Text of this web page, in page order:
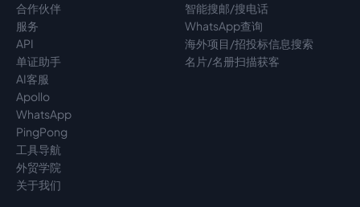
合作伙伴
服务
API
单证助手
AI客服
Apollo
WhatsApp
PingPong
工具导航
外贸学院
关于我们
智能搜邮/搜电话
WhatsApp查询
海外项目/招投标信息搜索
名片/名册扫描获客